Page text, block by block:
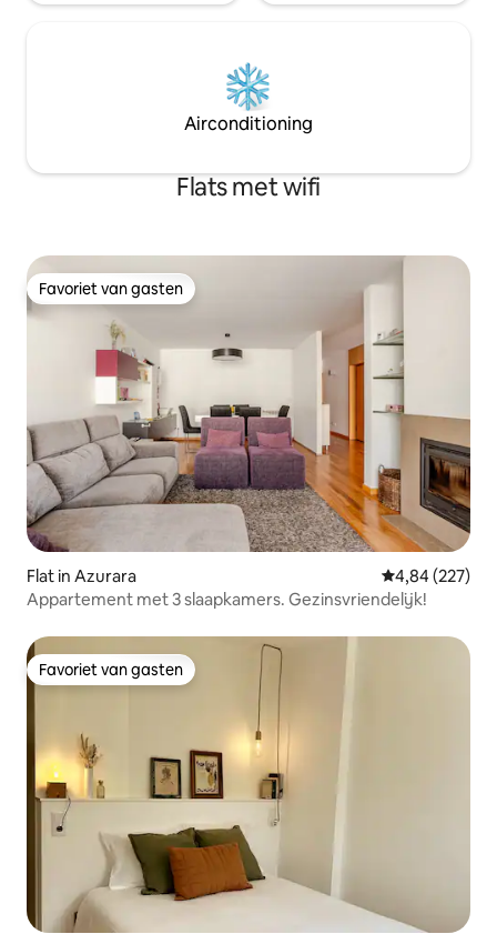
Airconditioning
Flats met wifi
Favoriet van gasten
Favoriet van gasten
Flat in Azurara Gemiddelde
4,84 (227)
Appartement met 3 slaapkamers. Gezinsvriendelijk!
Favoriet van gasten
Favoriet van gasten